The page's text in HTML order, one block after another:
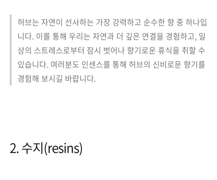
허브는 자연이 선사하는 가장 강력하고 순수한 향 중 하나입
니다. 이를 통해 우리는 자연과 더 깊은 연결을 경험하고, 일
상의 스트레스로부터 잠시 벗어나 향기로운 휴식을 취할 수
있습니다. 여러분도 인센스를 통해 허브의 신비로운 향기를
경험해 보시길 바랍니다.
2. 수지(resins)